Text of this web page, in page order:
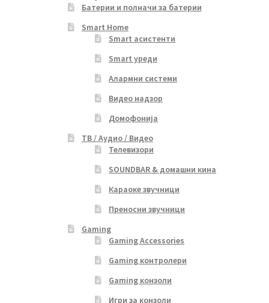
Батерии и полначи за батерии
Smart Home
Smart асистенти
Smart уреди
Алармни системи
Видео надзор
Домофонија
ТВ / Аудио / Видео
Телевизори
SOUNDBAR & домашни кина
Караоке звучници
Преносни звучници
Gaming
Gaming Accessories
Gaming контролери
Gaming конзоли
Игри за конзоли